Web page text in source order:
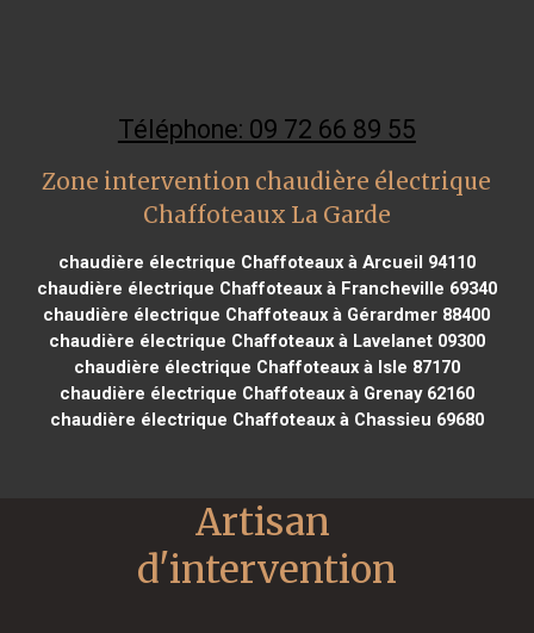
Téléphone: 09 72 66 89 55
Zone intervention chaudière électrique
Chaffoteaux La Garde
chaudière électrique Chaffoteaux à Arcueil 94110
chaudière électrique Chaffoteaux à Francheville 69340
chaudière électrique Chaffoteaux à Gérardmer 88400
chaudière électrique Chaffoteaux à Lavelanet 09300
chaudière électrique Chaffoteaux à Isle 87170
chaudière électrique Chaffoteaux à Grenay 62160
chaudière électrique Chaffoteaux à Chassieu 69680
Artisan
d'intervention